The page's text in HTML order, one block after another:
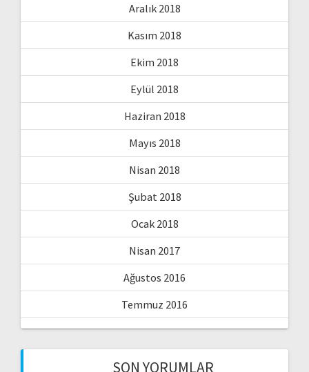
Aralık 2018
Kasım 2018
Ekim 2018
Eylül 2018
Haziran 2018
Mayıs 2018
Nisan 2018
Şubat 2018
Ocak 2018
Nisan 2017
Ağustos 2016
Temmuz 2016
SON YORUMLAR